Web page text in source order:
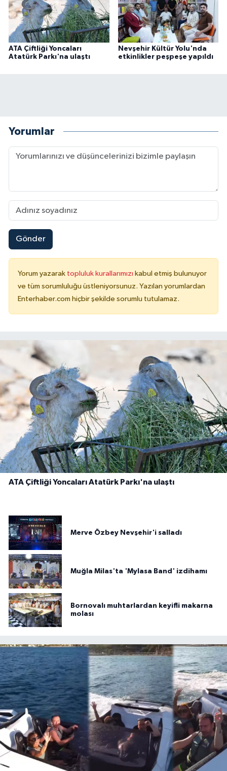
ATA Çiftliği Yoncaları
Atatürk Parkı'na ulaştı
Nevşehir Kültür Yolu'nda
etkinlikler peşpeşe yapıldı
Yorumlar
Gönder
Yorum yazarak topluluk kurallarımızı kabul etmiş bulunuyor
ve tüm sorumluluğu üstleniyorsunuz. Yazılan yorumlardan
Enterhaber.com hiçbir şekilde sorumlu tutulamaz.
ATA Çiftliği Yoncaları Atatürk Parkı'na ulaştı
Merve Özbey Nevşehir'i salladı
Muğla Milas'ta 'Mylasa Band' izdihamı
Bornovalı muhtarlardan keyifli makarna
molası